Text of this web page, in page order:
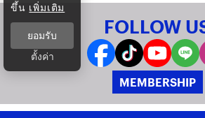
FOLLOW
MEMBERSHIP
ขึ้น เพิ่มเติม
ยอมรับ
ตั้งค่า